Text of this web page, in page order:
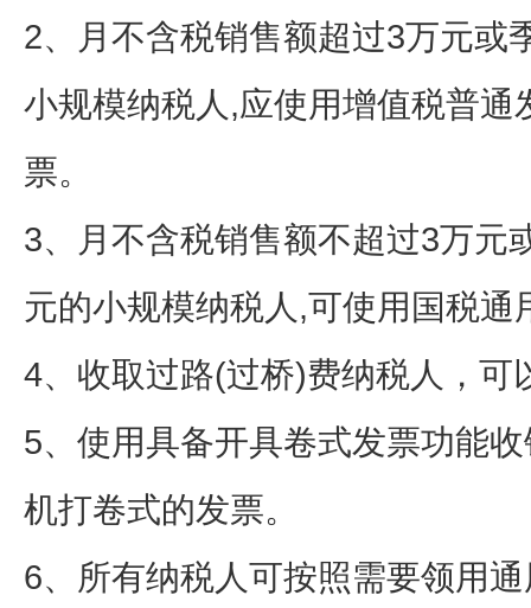
2、月不含税销售额超过3万元或
小规模纳税人,应使用增值税普通
票。
3、月不含税销售额不超过3万元
元的小规模纳税人,可使用国税通
4、收取过路(过桥)费纳税人，可
5、使用具备开具卷式发票功能
机打卷式的发票。
6、所有纳税人可按照需要领用